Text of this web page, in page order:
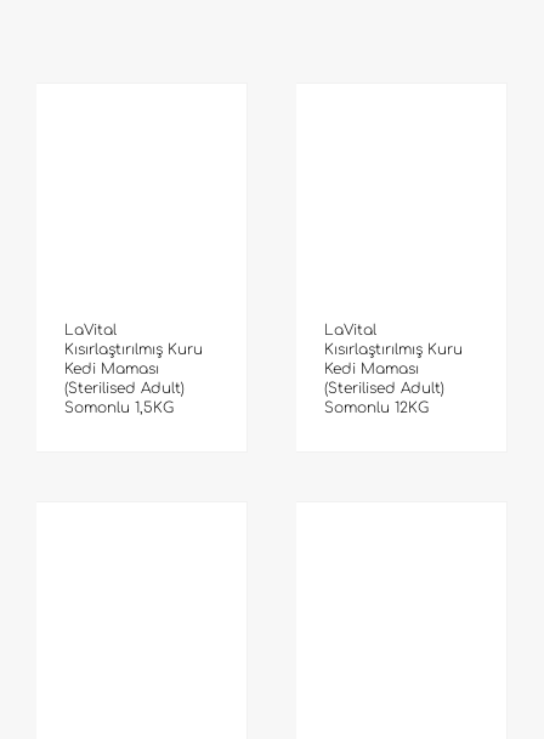
LaVital
Kısırlaştırılmış Kuru
Kedi Maması
(Sterilised Adult)
Somonlu 1,5KG
LaVital
Kısırlaştırılmış Kuru
Kedi Maması
(Sterilised Adult)
Somonlu 12KG